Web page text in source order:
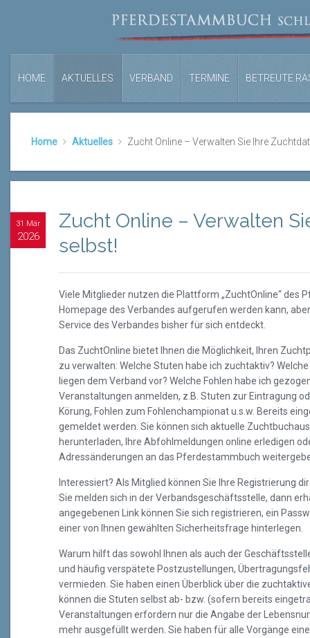
HOME AKTUELLES VERBAND TERMINE BETREUTE
Home Aktuelles Zucht Online – Verwalten Sie Ihre
31 Mär
2026
Zucht Online – Verwalten
selbst!
Viele Mitglieder nutzen die Plattform „ZuchtOnline“ des
Homepage des Verbandes aufgerufen werden kann,
Service des Verbandes bisher für sich entdeckt.
Das ZuchtOnline bietet Ihnen die Möglichkeit, Ihren
zu verwalten: Welche Stuten habe ich zuchtaktiv?
liegen dem Verband vor? Welche Fohlen habe ich
Veranstaltungen anmelden, z.B. Stuten zur Eintragung
Körung, Fohlen zum Fohlenchampionat u.s.w. Bereits
gemeldet werden. Sie können sich aktuelle
herunterladen, Ihre Abfohlmeldungen online erledigen
Adressänderungen an das Pferdestammbuch
Interessiert? Als Mitglied können Sie Ihre Registrierung
Sie melden sich in der Verbandsgeschäftsstelle, dann
angegebenen Link können Sie sich registrieren, ein
einer von Ihnen gewählten Sicherheitsfrage hinterlegen.
Warum hilft das sowohl Ihnen als auch der
und häufig verspätete Postzustellungen,
vermieden. Sie haben einen Überblick über die
können die Stuten selbst ab- bzw. (sofern bereits
Veranstaltungen erfordern nur die Angabe der
mehr ausgefüllt werden. Sie haben für alle Vorgänge